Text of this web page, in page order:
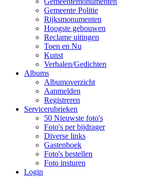
Gemeente Politie
Rijksmonumenten
Hoogste gebouwen
Reclame uitingen
Toen en Nu
Kunst
Verhalen/Gedichten
Albums
Albumoverzicht
Aanmelden
Registreren
Servicerubrieken
50 Nieuwste foto's
Foto's per bijdrager
Diverse links
Gastenboek
Foto's bestellen
Foto insturen
Login